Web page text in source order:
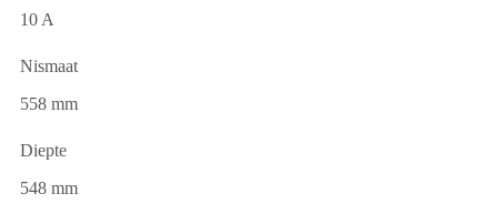
10 A
Nismaat
558 mm
Diepte
548 mm